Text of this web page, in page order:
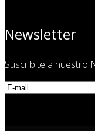
Newsletter
Suscribite a nuestro